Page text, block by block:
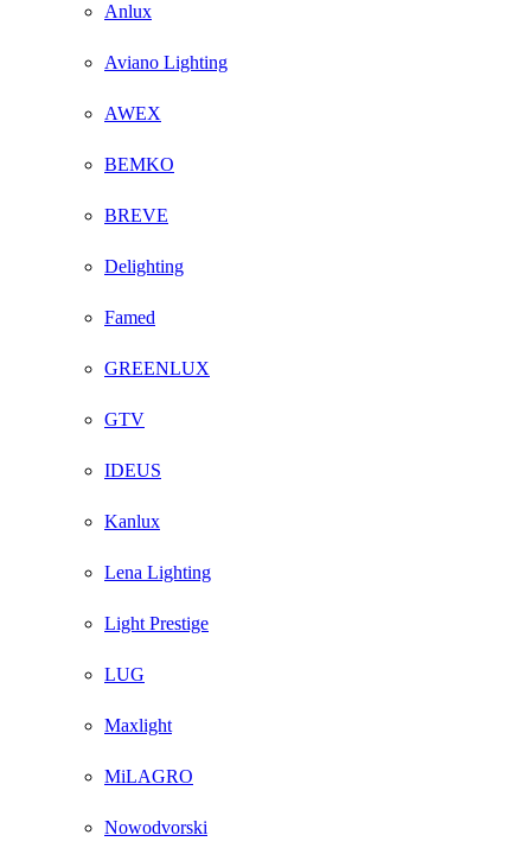
Anlux
Aviano Lighting
AWEX
BEMKO
BREVE
Delighting
Famed
GREENLUX
GTV
IDEUS
Kanlux
Lena Lighting
Light Prestige
LUG
Maxlight
MiLAGRO
Nowodvorski